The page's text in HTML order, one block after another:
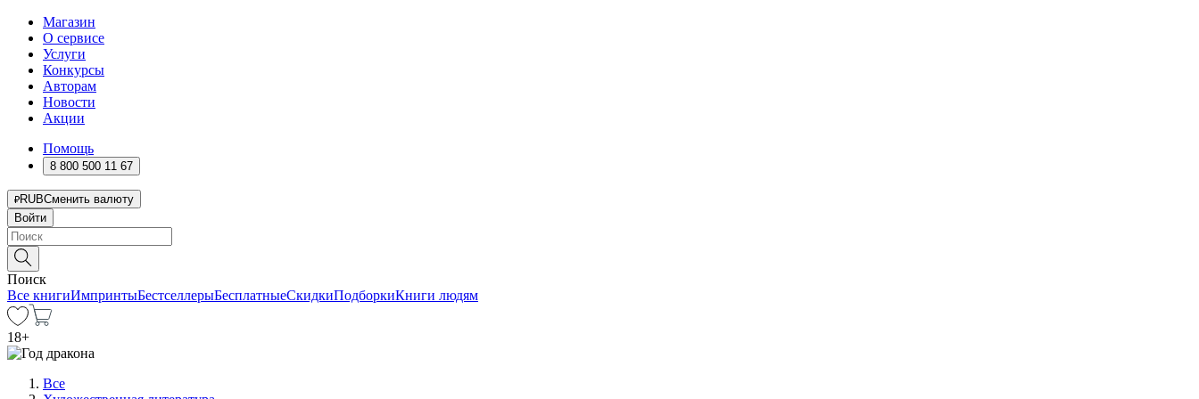
Магазин
О сервисе
Услуги
Конкурсы
Авторам
Новости
Акции
Помощь
8 800 500 11 67
RUBСменить валюту
Войти
Поиск
Все книгиИмпринтыБестселлерыБесплатныеСкидкиПодборкиКниги людям
18+
Все